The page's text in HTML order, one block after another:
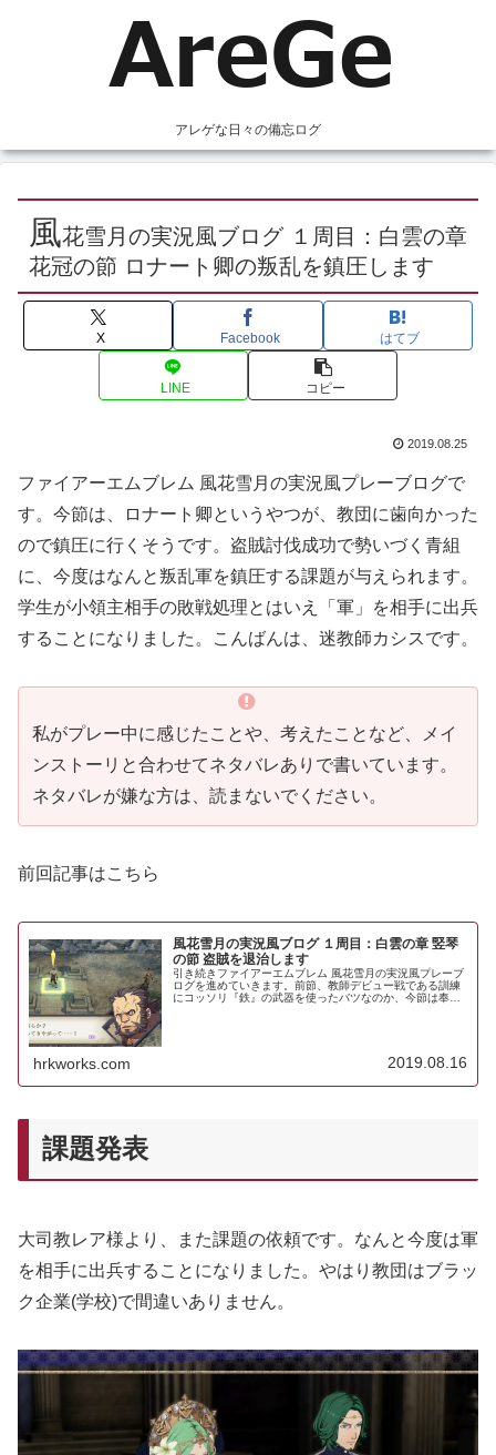
アレゲな日々の備忘ログ
風花雪月の実況風ブログ １周目：白雲の章
花冠の節 ロナート卿の叛乱を鎮圧します
X Facebook はてブ
LINE コピー
2019.08.25
ファイアーエムブレム 風花雪月の実況風プレーブログで
す。今節は、ロナート卿というやつが、教団に歯向かった
ので鎮圧に行くそうです。盗賊討伐成功で勢いづく青組
に、今度はなんと叛乱軍を鎮圧する課題が与えられます。
学生が小領主相手の敗戦処理とはいえ「軍」を相手に出兵
することになりました。こんばんは、迷教師カシスです。
私がプレー中に感じたことや、考えたことなど、メイ
ンストーリと合わせてネタバレありで書いています。
ネタバレが嫌な方は、読まないでください。
前回記事はこちら
風花雪月の実況風ブログ １周目：白雲の章 竪琴
の節 盗賊を退治します
引き続きファイアーエムブレム 風花雪月の実況風プレーブ
ログを進めていきます。前節、教師デビュー戦である訓練
にコッソリ『鉄』の武器を使ったバツなのか、今節は奉仕
hrkworks.com 2019.08.16
課題発表
大司教レア様より、また課題の依頼です。なんと今度は軍
を相手に出兵することになりました。やはり教団はブラッ
ク企業(学校)で間違いありません。